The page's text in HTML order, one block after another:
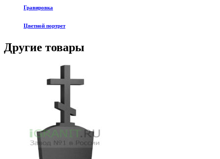
Гравировка
Цветной портрет
Другие товары